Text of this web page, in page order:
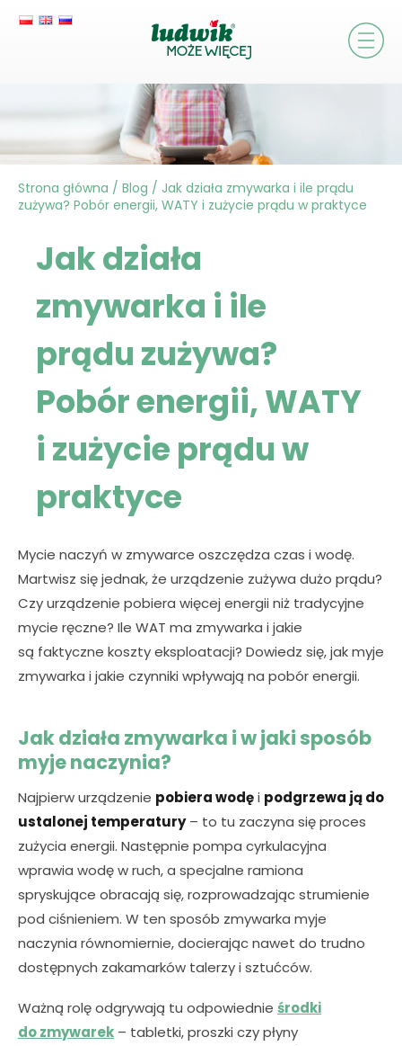
Strona główna / Blog / Jak działa zmywarka i ile prądu
zużywa? Pobór energii, WATY i zużycie prądu w praktyce
Jak działa
zmywarka i ile
prądu zużywa?
Pobór energii, WATY
i zużycie prądu w
praktyce
Mycie naczyń w zmywarce oszczędza czas i wodę.
Martwisz się jednak, że urządzenie zużywa dużo prądu?
Czy urządzenie pobiera więcej energii niż tradycyjne
mycie ręczne? Ile WAT ma zmywarka i jakie
są faktyczne koszty eksploatacji? Dowiedz się, jak myje
zmywarka i jakie czynniki wpływają na pobór energii.
Jak działa zmywarka i w jaki sposób
myje naczynia?
Najpierw urządzenie pobiera wodęi podgrzewa ją do
ustalonej temperatury– to tu zaczyna się proces
zużycia energii. Następnie pompa cyrkulacyjna
wprawia wodę w ruch, a specjalne ramiona
spryskujące obracają się, rozprowadzając strumienie
pod ciśnieniem. W ten sposób zmywarka myje
naczynia równomiernie, docierając nawet do trudno
dostępnych zakamarków talerzy i sztućców.
Ważną rolę odgrywają tu odpowiednie środki
do zmywarek – tabletki, proszki czy płyny